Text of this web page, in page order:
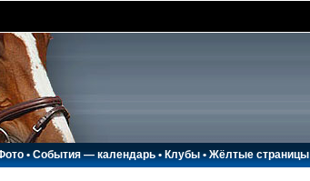
•События — календарь•Клубы •Жёлтые страницы